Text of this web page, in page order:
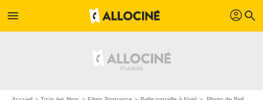
menu profil search